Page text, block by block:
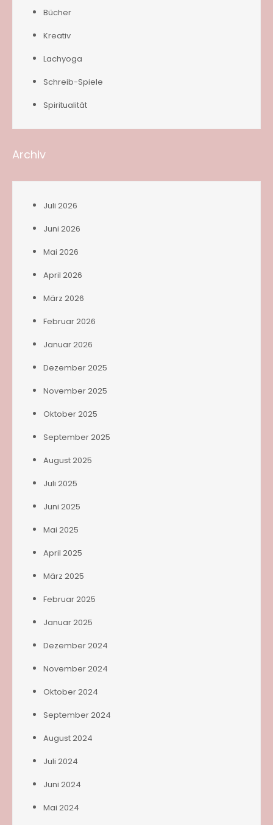
Bücher
Kreativ
Lachyoga
Schreib-Spiele
Spiritualität
Archiv
Juli 2026
Juni 2026
Mai 2026
April 2026
März 2026
Februar 2026
Januar 2026
Dezember 2025
November 2025
Oktober 2025
September 2025
August 2025
Juli 2025
Juni 2025
Mai 2025
April 2025
März 2025
Februar 2025
Januar 2025
Dezember 2024
November 2024
Oktober 2024
September 2024
August 2024
Juli 2024
Juni 2024
Mai 2024